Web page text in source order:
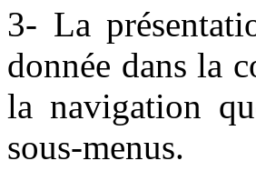
3- La
donnée dans la
la navigation
sous-menus.